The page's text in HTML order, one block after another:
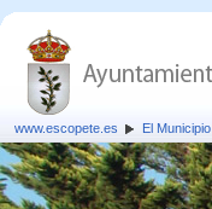
www.escopete.es El Municipio